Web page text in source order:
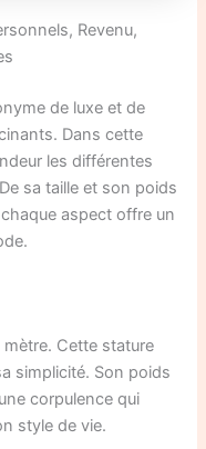
Revenu,
de luxe et de
Dans cette
les différentes
sa taille et son poids
aspect offre un
Cette stature
simplicité. Son poids
corpulence qui
style de vie.